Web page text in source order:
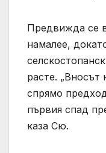
Предвижда се
намалее,
расте. „Вносът
спрямо
първия спад
каза Сю.